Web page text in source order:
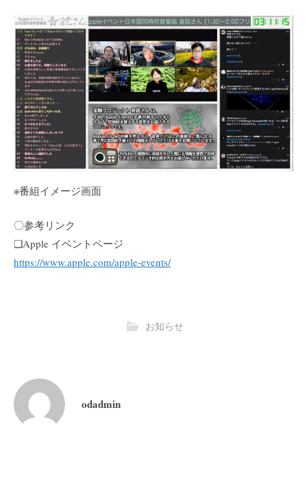
※番組イメージ画面
〇参考リンク
❏Apple イベントページ
https://www.apple.com/apple-events/
お知らせ
odadmin